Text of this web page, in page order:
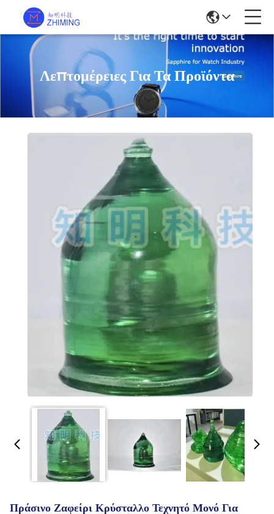
Λεπτομέρειες Για Τα Προϊόντα
Πράσινο Ζαφείρι Κρύσταλλο Τεχνητό Μονό Για